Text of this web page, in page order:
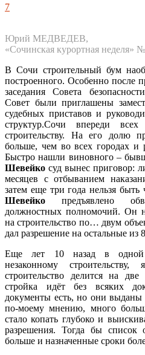
7
Юрий МЕДВЕДЕВ,
«Сочинская курортная неделя»
В Сочи строительный бум
построенного. Особенно после
заседания Совета
Совет были приглашены
судебных приставов и
структур.Сочи впереди
строительству. На его долю
больше, чем во всех городах и
Быстро нашли виновного –
Шевейко суд вынес приговор:
месяцев с отбыванием
затем еще три года нельзя
Шевейко предъявлено
должностных полномочий. Он
на строительство по… двум
дал разрешение на остальные из
Еще лет 10 назад в одной
незаконному
строительство делится на
стройка идёт без всяких
документы есть, но они выданы
по-моему мнению, много
стало копать глубоко и
разрешения. Тогда бы
больше и назначенные сроки